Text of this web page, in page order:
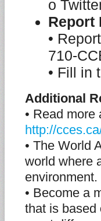
o
Report
•
710-
• Fill in
Additional
• Read
http://
• The World
world where
environment.
• Become a
that is based